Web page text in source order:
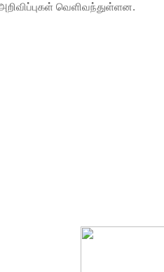
அறிவிப்புகள் வெளிவந்துள்ளன.